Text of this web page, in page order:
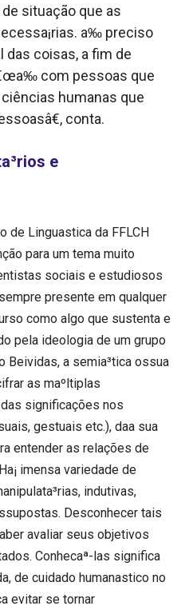
situação que as
a‰ preciso
das coisas, a fim de
com pessoas que
humanas que
conta.
e
de Lingua­stica da FFLCH
para um tema muito
sociais e estudiosos
presente em qualquer
como algo que sustenta e
pela ideologia de um grupo
Beividas, a semia³tica ossua
as maºltiplas
significações nos
gestuais etc.), daa­ sua
entender as relações de
imensa variedade de
indutivas,
Desconhecer tais
avaliar seus objetivos
Conhecaª-las significa
de cuidado humana­stico no
evitar se tornar